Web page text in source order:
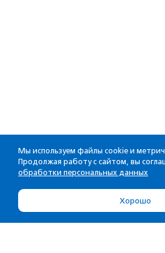
Мы используем файлы cookie и
Продолжая работу с сайтом, вы
обработки персональных данных
Хорошо